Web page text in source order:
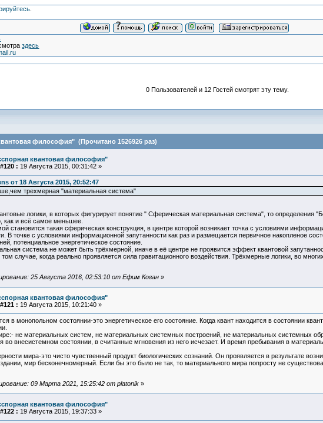
.
здесь
0 Пользователей и 12 Гостей смотрят эту тему.
философия" (Прочитано 1526926 раз)
квантовая философия"
: 19 Августа 2015, 00:31:42 »
от 18 Августа 2015, 20:52:47
трехмерная "материальная система"
логики, в которых фигурирует понятие " Сферическая материальная система", то
как и всё самое меньшее.
становится такая сферическая конструкция, в центре которой возникает точка с условиями
В точке с условиями информационной запутанности как раз и размещается первичное накопленое
потенциальное энергетическое состояние.
система не может быть трёхмерной, иначе в её центре не проявится эффект квантовой
том случае, когда реально проявляется сила гравитационного воздействия. Трёхмерные логики, во
25 Августа 2016, 02:53:10 от Ефим Коган»
квантовая философия"
: 19 Августа 2015, 10:21:40 »
в монопольном состоянии-это энергетическое его состояние. Когда квант находится в состоянии
не материальных систем, не материальных системных построений, не материальных системных
во внесистемном состоянии, в считанные мгновения из него исчезает. И время пребывания в
мира-это чисто чувственный продукт биологических сознаний. Он проявляется в результате
мир бесконечномерный. Если бы это было не так, то материального мира попросту не
09 Марта 2021, 15:25:42 от platonik»
квантовая философия"
: 19 Августа 2015, 19:37:33 »